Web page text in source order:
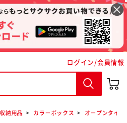
ログイン/会員情報
収納用品 カラーボックス オープンタイプ